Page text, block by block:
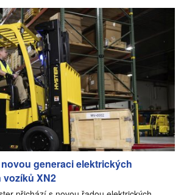
generaci elektrických
XN2